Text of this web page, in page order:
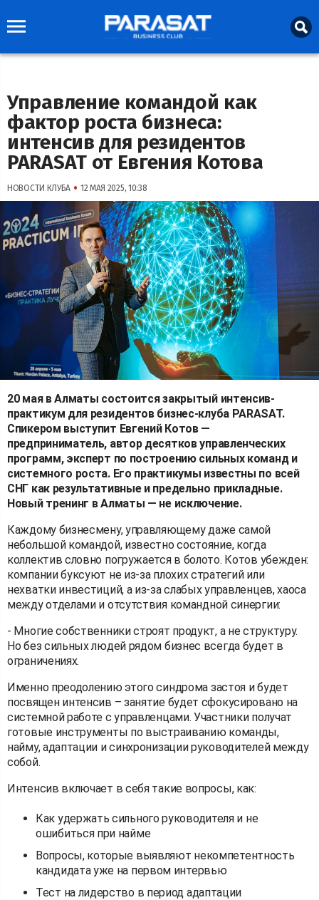
Управление командой как
фактор роста бизнеса:
интенсив для резидентов
PARASAT от Евгения Котова
НОВОСТИ КЛУБА • 12 МАЯ 2025, 10:38
20 мая в Алматы состоится закрытый интенсив-
практикум для резидентов бизнес-клуба PARASAT.
Спикером выступит Евгений Котов —
предприниматель, автор десятков управленческих
программ, эксперт по построению сильных команд и
системного роста. Его практикумы известны по всей
СНГ как результативные и предельно прикладные.
Новый тренинг в Алматы — не исключение.
Каждому бизнесмену, управляющему даже самой
небольшой командой, известно состояние, когда
коллектив словно погружается в болото. Котов убежден:
компании буксуют не из-за плохих стратегий или
нехватки инвестиций, а из-за слабых управленцев, хаоса
между отделами и отсутствия командной синергии:
- Многие собственники строят продукт, а не структуру.
Но без сильных людей рядом бизнес всегда будет в
ограничениях.
Именно преодолению этого синдрома застоя и будет
посвящен интенсив – занятие будет сфокусировано на
системной работе с управленцами. Участники получат
готовые инструменты по выстраиванию команды,
найму, адаптации и синхронизации руководителей между
собой.
Интенсив включает в себя такие вопросы, как:
Как удержать сильного руководителя и не
ошибиться при найме
Вопросы, которые выявляют некомпетентность
кандидата уже на первом интервью
Тест на лидерство в период адаптации